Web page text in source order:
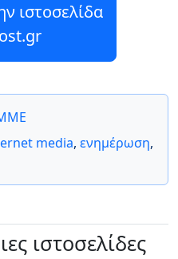
ιστοσελίδα
media, ενημέρωση,
ιστοσελίδες